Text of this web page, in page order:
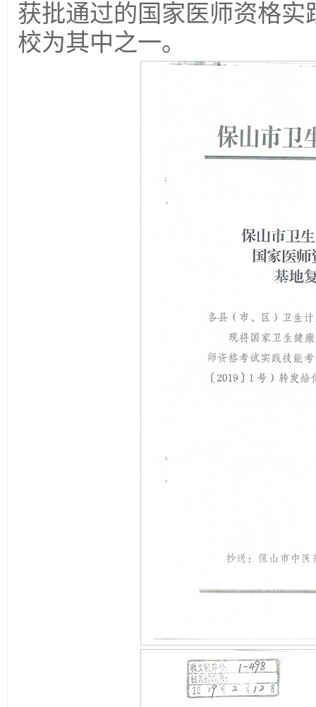
获批通过的国家医师资格
校为其中之一。